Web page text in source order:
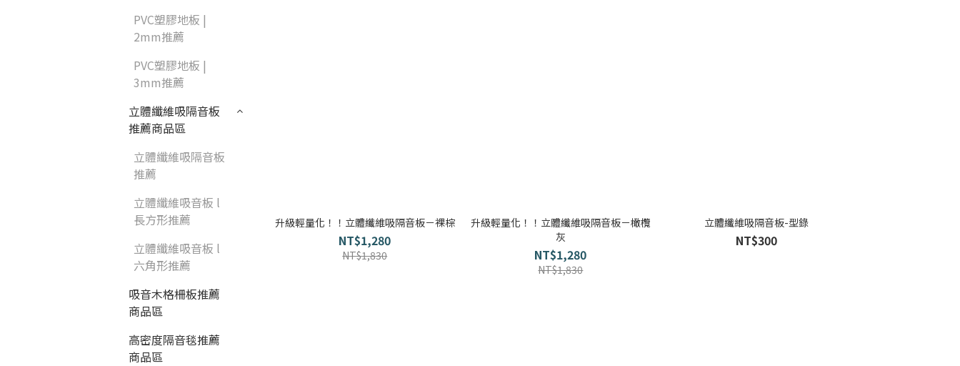
PVC塑膠地板 |
2mm推薦
PVC塑膠地板 |
3mm推薦
立體纖維吸隔音板
推薦商品區
立體纖維吸隔音板
推薦
立體纖維吸音板 l
長方形推薦
立體纖維吸音板 l
六角形推薦
吸音木格柵板推薦
商品區
高密度隔音毯推薦
商品區
升級輕量化！！立體纖維吸隔音板－裸棕
NT$1,280
NT$1,830
升級輕量化！！立體纖維吸隔音板－橄欖
灰
NT$1,280
NT$1,830
立體纖維吸隔音板-型錄
NT$300